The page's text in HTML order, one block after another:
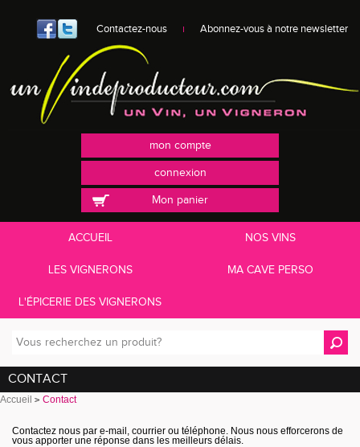
mon compte
connexion
Mon panier
ACCUEIL NOS VINS
LES VIGNERONS MA CAVE PERSO
L'ÉPICERIE DES VIGNERONS
Accueil Contact
CONTACT
Contactez nous par e-mail, courrier ou téléphone. Nous nous efforcerons de
vous apporter une réponse dans les meilleurs délais.
Contactez-nous Abonnez-vous à notre newsletter